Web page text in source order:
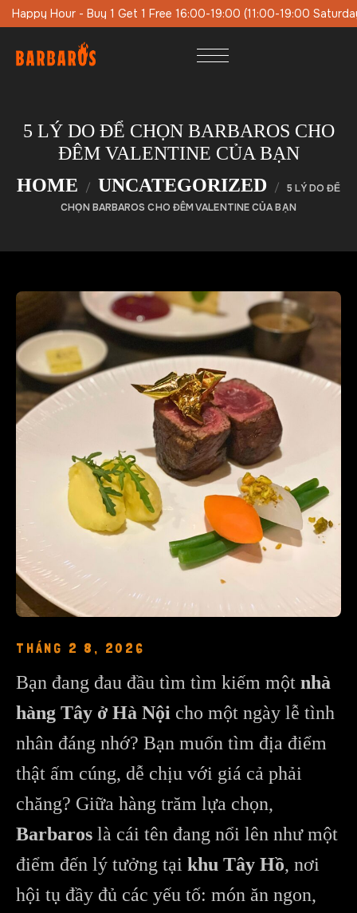
19:00 (11:00-19:00 Saturday-Sunday) Special Lunch Menu On
5 LÝ DO ĐỂ CHỌN BARBAROS CHO
ĐÊM VALENTINE CỦA BẠN
HOME
UNCATEGORIZED
5 LÝ DO ĐỂ
CHỌN BARBAROS CHO ĐÊM VALENTINE CỦA BẠN
THÁNG 2 8, 2026
Bạn đang đau đầu tìm tìm kiếm một nhà
hàng Tây ở Hà Nội cho một ngày lễ tình
nhân đáng nhớ? Bạn muốn tìm địa điểm
thật ấm cúng, dễ chịu với giá cả phải
chăng? Giữa hàng trăm lựa chọn,
Barbaros là cái tên đang nổi lên như một
điểm đến lý tưởng tại khu Tây Hồ, nơi
hội tụ đầy đủ các yếu tố: món ăn ngon,